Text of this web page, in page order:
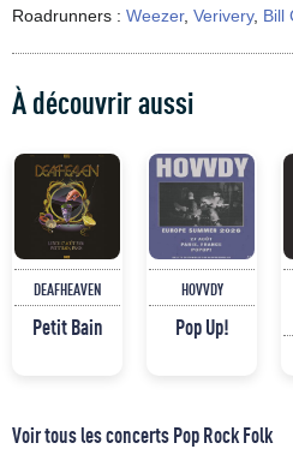
Roadrunners : Weezer, Verivery, Bill
À découvrir aussi
DEAFHEAVEN
Petit Bain
HOVVDY
Pop Up!
Voir tous les concerts Pop Rock Folk